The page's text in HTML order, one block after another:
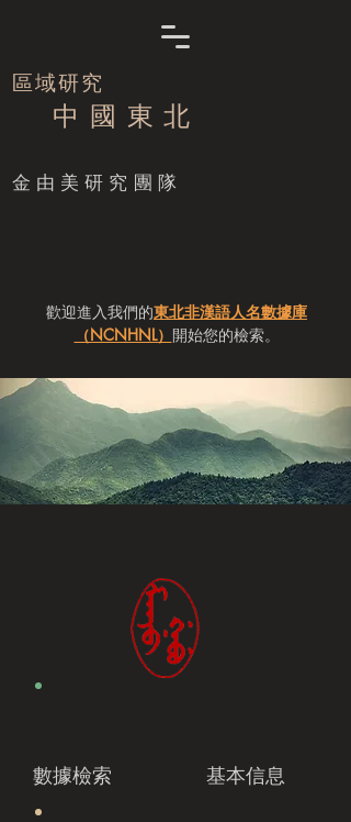
區域研究
中 國 東 北
​金由美研究團隊
歡迎進入我們的東北非漢語人名數據庫
（NCNHNL） 開始您的檢索。
數據檢索 基本信息